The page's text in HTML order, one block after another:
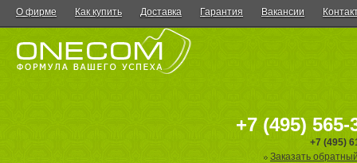
О фирме Как купить Доставка Гарантия Вакансии
+7 (495) 565-
+7 (495)
Заказать